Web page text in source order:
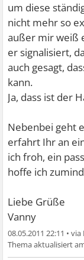
um diese
nicht mehr so
außer mir weiß
er signalisiert,
auch gesagt,
kann.
Ja, dass ist der
Nebenbei geht
erfahrt Ihr an
ich froh, ein
hoffe ich
Liebe Grüße
Vanny
08.05.2011 22:11 •